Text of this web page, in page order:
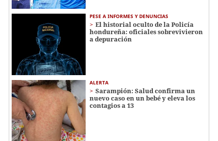
PESE A INFORMES Y DENUNCIAS
El historial oculto de la Policía
hondureña: oficiales sobrevivieron
a depuración
ALERTA
Sarampión: Salud confirma un
nuevo caso en un bebé y eleva los
contagios a 13